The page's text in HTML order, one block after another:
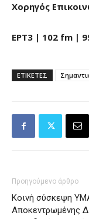
Χορηγός
ΕΡΤ3 | 102 fm |
ΕΤΙΚΕΤΕΣ
Προηγούμενο άρθρο
Κοινή σύσκεψη
Αποκεντρωμένης